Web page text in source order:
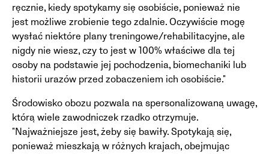
ręcznie, kiedy spotykamy się osobiście, ponieważ nie
jest możliwe zrobienie tego zdalnie. Oczywiście mogę
wysłać niektóre plany treningowe/rehabilitacyjne, ale
nigdy nie wiesz, czy to jest w 100% właściwe dla tej
osoby na podstawie jej pochodzenia, biomechaniki lub
historii urazów przed zobaczeniem ich osobiście."
Środowisko obozu pozwala na spersonalizowaną uwagę,
którą wiele zawodniczek rzadko otrzymuje.
"Najważniejsze jest, żeby się bawiły. Spotykają się,
ponieważ mieszkają w różnych krajach, obejmując